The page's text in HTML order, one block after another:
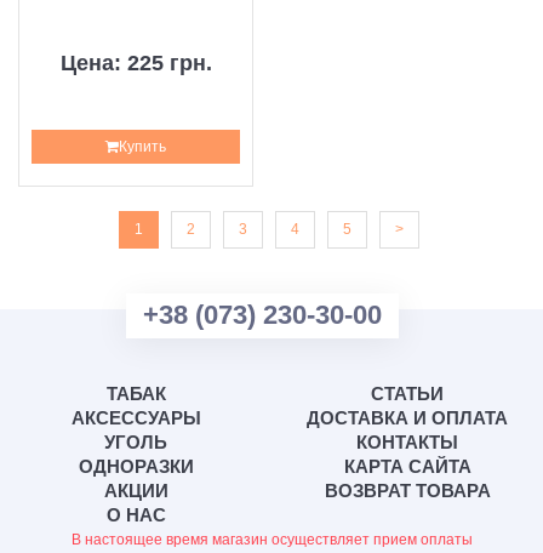
Цена: 225 грн.
Купить
1 2 3 4 5 >
+38 (073) 230-30-00
ТАБАК
АКСЕССУАРЫ
УГОЛЬ
ОДНОРАЗКИ
АКЦИИ
О НАС
СТАТЬИ
ДОСТАВКА И ОПЛАТА
КОНТАКТЫ
КАРТА САЙТА
ВОЗВРАТ ТОВАРА
В настоящее время магазин осуществляет прием оплаты